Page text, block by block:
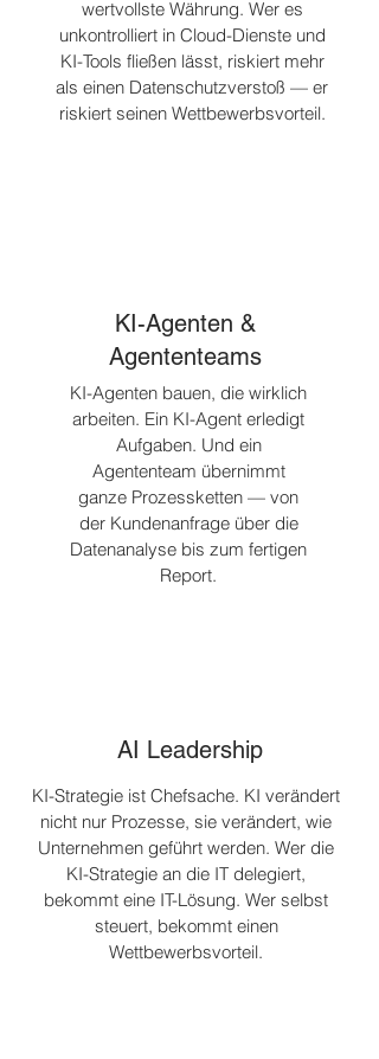
wertvollste Währung. Wer es
unkontrolliert in Cloud-Dienste und
KI-Tools fließen lässt, riskiert mehr
als einen Datenschutzverstoß — er
riskiert seinen Wettbewerbsvorteil.
KI-Agenten &
Agententeams
KI-Agenten bauen, die wirklich
arbeiten. Ein KI-Agent erledigt
Aufgaben. Und ein
Agententeam übernimmt
ganze Prozessketten — von
der Kundenanfrage über die
Datenanalyse bis zum fertigen
Report.
AI Leadership
KI-Strategie ist Chefsache. KI verändert
nicht nur Prozesse, sie verändert, wie
Unternehmen geführt werden. Wer die
KI-Strategie an die IT delegiert,
bekommt eine IT-Lösung. Wer selbst
steuert, bekommt einen
Wettbewerbsvorteil.